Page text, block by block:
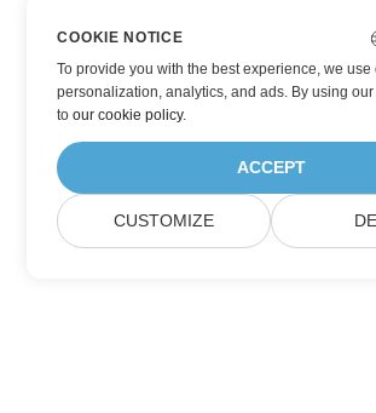
COOKIE NOTICE
To provide you with the best experience, we use
personalization, analytics, and ads. By using
toour cookie policy.
ACCEPT
CUSTOMIZE